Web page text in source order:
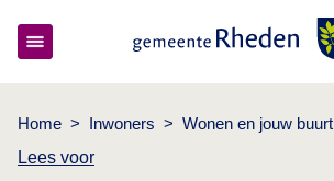
Home > Inwoners > Wonen en jouw buurt
Lees voor